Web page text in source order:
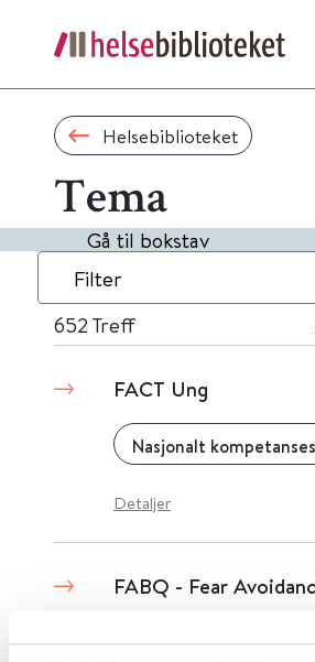
Helsebiblioteket
Tema
Gå til bokstav
Filter
652 Treff
FACT Ung
Detaljer
FABQ - Fear